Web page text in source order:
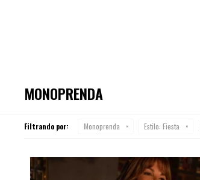
MONOPRENDA
Filtrando por: Monoprenda Estilo: Fiesta